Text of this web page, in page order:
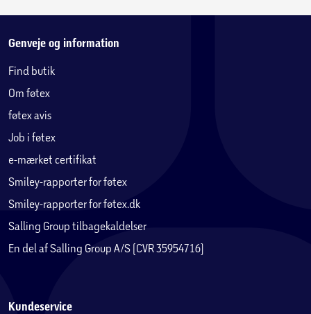
Genveje og information
Find butik
Om føtex
føtex avis
Job i føtex
e-mærket certifikat
Smiley-rapporter for føtex
Smiley-rapporter for føtex.dk
Salling Group tilbagekaldelser
En del af Salling Group A/S (CVR 35954716)
Kundeservice